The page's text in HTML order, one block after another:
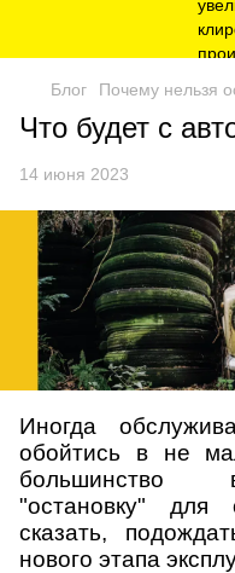
Блог Почему нельзя
Что будет с
14 июня 2023
Иногда
обойтись в не
большинство
"остановку" для
сказать,
нового этапа